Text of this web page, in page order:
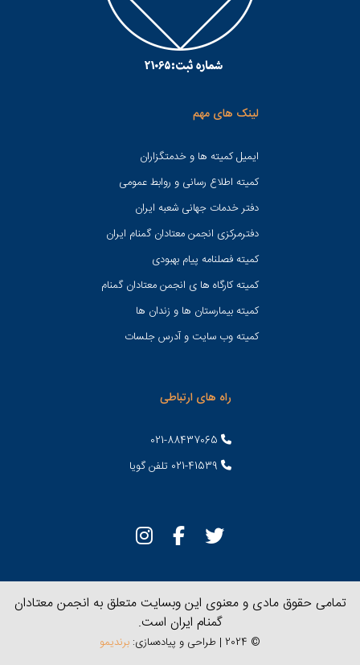
لینک های مهم
ایمیل کمیته ها و خدمتگزاران
کميته اطلاع رسانی و روابط عمومی
دفتر خدمات جهانی شعبه ايران
دفترمرکزی انجمن معتادان گمنام ایران
کمیته فصلنامه پیام بهبودی
کمیته کارگاه ها ی انجمن معتادان گمنام
کمیته بیمارستان ها و زندان ها
کمیته وب سایت و آدرس جلسات
راه های ارتباطی
تمامی حقوق مادی و معنوی این وبسایت متعلق به انجمن معتادان
گمنام ایران است.
© 2024 | طراحی و پیاده‌سازی: برندیمو